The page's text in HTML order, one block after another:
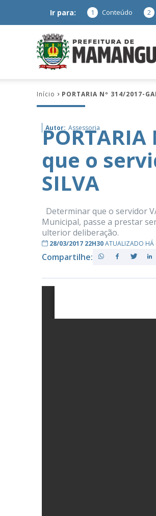
Ir para: 1 Conteúdo 2
Início PORTARIA Nº 314/2017-
Autor: Assessoria
que o
SILVA
Determinar que o servidor
Municipal, passe a prestar
ulterior deliberação.
28/03/2017 22H30ATUALIZADO HÁ
Compartilhe: